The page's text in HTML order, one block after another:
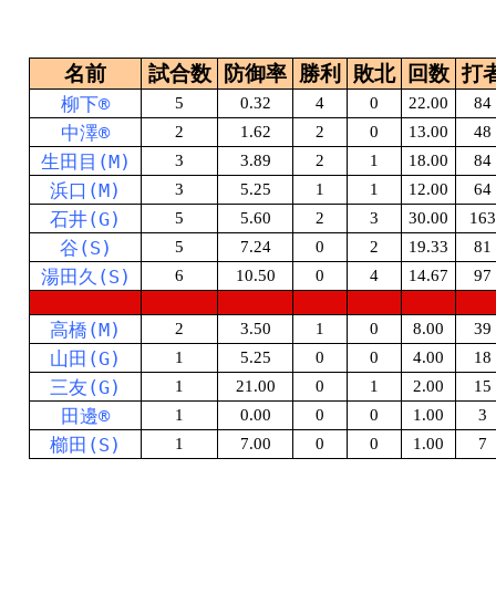
名前 試合数 防御率 勝利 敗北 回数 打
柳下® 5 0.32 4 0 22.00 84
中澤® 2 1.62 2 0 13.00 48
生田目(M) 3 3.89 2 1 18.00 84
浜口(M) 3 5.25 1 1 12.00 64
石井(G) 5 5.60 2 3 30.00 163
谷 (S) 5 7.24 0 2 19.33 81
湯田 久 (S) 6 10.50 0 4 14.67 97
高橋(M) 2 3.50 1 0 8.00 39
山田(G) 1 5.25 0 0 4.00 18
三友(G) 1 21.00 0 1 2.00 15
田邊® 1 0.00 0 0 1.00 3
櫛田(S) 1 7.00 0 0 1.00 7